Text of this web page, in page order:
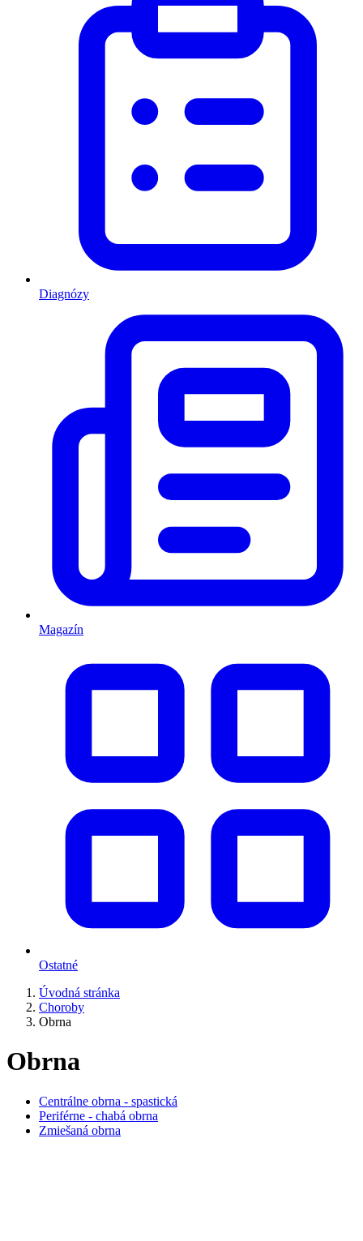
Diagnózy
Magazín
Ostatné
Úvodná stránka
Choroby
Obrna
Obrna
Centrálne obrna - spastická
Periférne - chabá obrna
Zmiešaná obrna